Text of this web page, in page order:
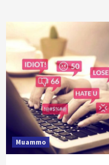
Muammo